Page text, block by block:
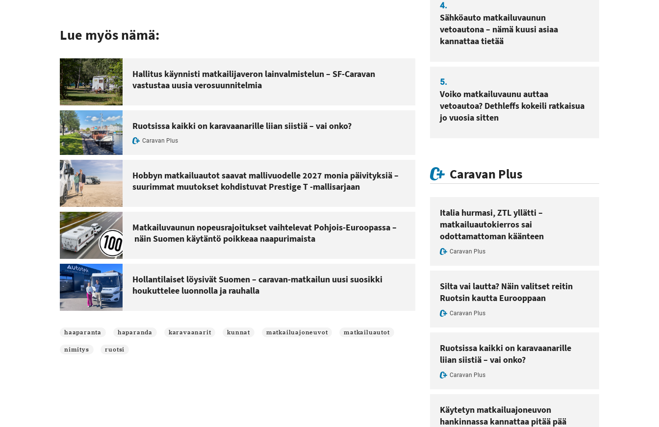
Lue myös nämä:
Hallitus käynnisti matkailijaveron lainvalmistelun – SF-Caravan
vastustaa uusia verosuunnitelmia
Ruotsissa kaikki on karavaanarille liian siistiä – vai onko?
Caravan Plus
Hobbyn matkailuautot saavat mallivuodelle 2027 monia päivityksiä –
suurimmat muutokset kohdistuvat Prestige T -mallisarjaan
Matkailuvaunun nopeusrajoitukset vaihtelevat Pohjois-Euroopassa –
näin Suomen käytäntö poikkeaa naapurimaista
Hollantilaiset löysivät Suomen – caravan-matkailun uusi suosikki
houkuttelee luonnolla ja rauhalla
haaparanta haparanda karavaanarit kunnat matkailuajoneuvot matkailuautot
nimitys ruotsi
4.
Sähköauto matkailuvaunun
vetoautona – nämä kuusi asiaa
kannattaa tietää
5.
Voiko matkailuvaunu auttaa
vetoautoa? Dethleffs kokeili ratkaisua
jo vuosia sitten
Caravan Plus
Italia hurmasi, ZTL yllätti –
matkailuautokierros sai
odottamattoman käänteen
Caravan Plus
Silta vai lautta? Näin valitset reitin
Ruotsin kautta Eurooppaan
Caravan Plus
Ruotsissa kaikki on karavaanarille
liian siistiä – vai onko?
Caravan Plus
Käytetyn matkailuajoneuvon
hankinnassa kannattaa pitää pää